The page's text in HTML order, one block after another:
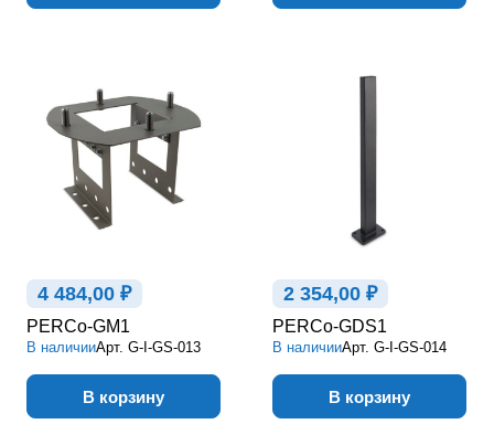
4 484,00 ₽
PERCo-GM1
В наличииАрт. G-I-GS-013
В корзину
2 354,00 ₽
PERCo-GDS1
В наличииАрт. G-I-GS-014
В корзину